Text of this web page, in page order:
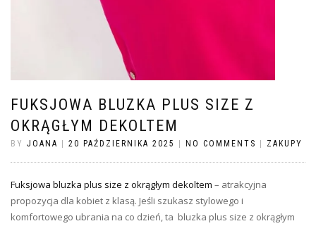
FUKSJOWA BLUZKA PLUS SIZE Z
OKRĄGŁYM DEKOLTEM
BY JOANA 20 PAŹDZIERNIKA 2025 NO COMMENTS ZAKUPY
Fuksjowa bluzka plus size z okrągłym dekoltem – atrakcyjna
propozycja dla kobiet z klasą. Jeśli szukasz stylowego i
komfortowego ubrania na co dzień, ta bluzka plus size z okrągłym